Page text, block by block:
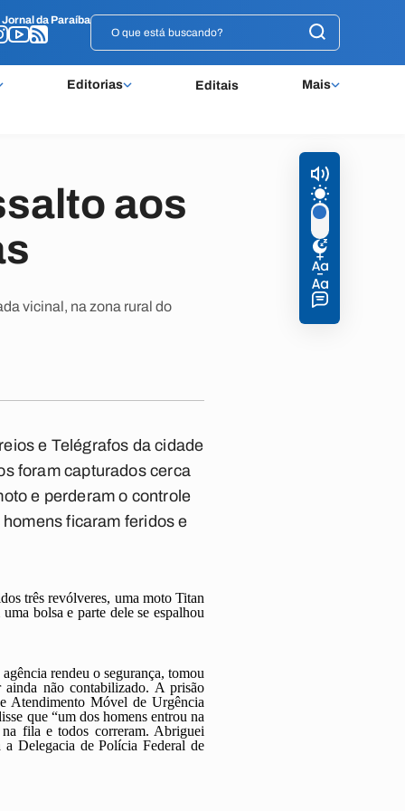
Jornal da Paraíba
Editorias Editais Mais
Jornal da Paraíba
aos
vicinal, na zona rural do
e Telégrafos da cidade
foram capturados cerca
e perderam o controle
ficaram feridos e
três revólveres, uma moto Titan
bolsa e parte dele se espalhou
rendeu o segurança, tomou
não contabilizado. A prisão
Atendimento Móvel de Urgência
que “um dos homens entrou na
fila e todos correram. Abriguei
a Delegacia de Polícia Federal de